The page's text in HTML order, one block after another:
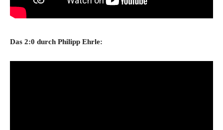
Das 2:0 durch Philipp Ehrle: